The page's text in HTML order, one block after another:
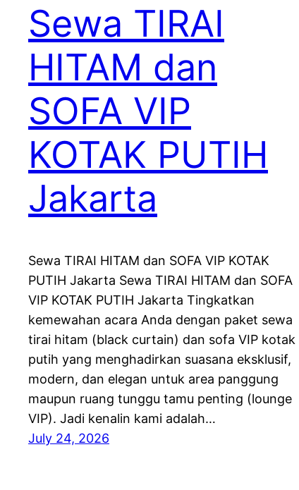
Sewa TIRAI
HITAM dan
SOFA VIP
KOTAK PUTIH
Jakarta
Sewa TIRAI HITAM dan SOFA VIP KOTAK
PUTIH Jakarta Sewa TIRAI HITAM dan SOFA
VIP KOTAK PUTIH Jakarta Tingkatkan
kemewahan acara Anda dengan paket sewa
tirai hitam (black curtain) dan sofa VIP kotak
putih yang menghadirkan suasana eksklusif,
modern, dan elegan untuk area panggung
maupun ruang tunggu tamu penting (lounge
VIP). Jadi kenalin kami adalah…
July 24, 2026